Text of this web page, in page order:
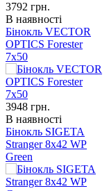
3792 грн.
В наявності
Бінокль VECTOR
OPTICS Forester
7x50
3948 грн.
В наявності
Бінокль SIGETA
Stranger 8x42 WP
Green